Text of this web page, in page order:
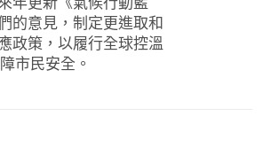
的意見，制定更進取和
政策，以履行全球控溫
市民安全。